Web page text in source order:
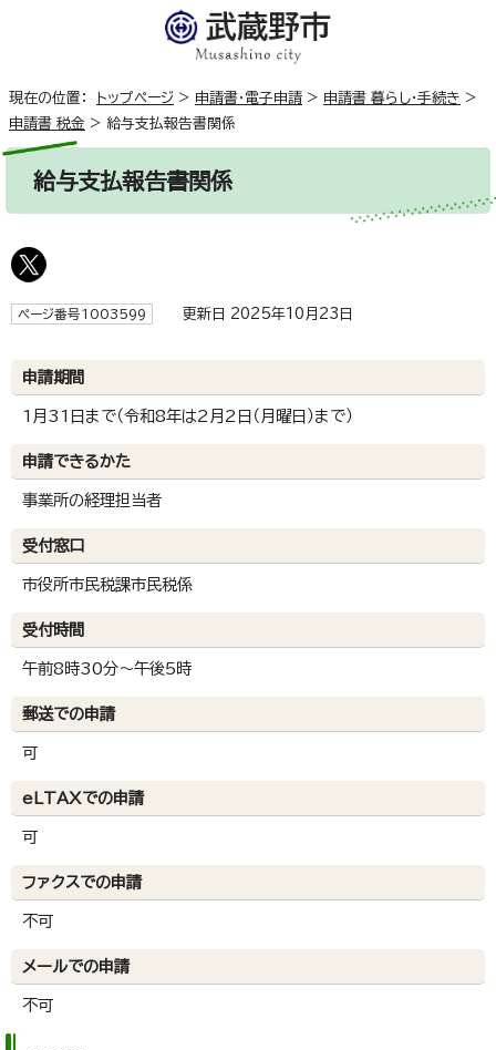
現在の位置： トップページ > 申請書・電子申請 > 申請書 暮らし・手続き >
申請書 税金 > 給与支払報告書関係
給与支払報告書関係
ページ番号1003599 更新日 2025年10月23日
申請期間
1月31日まで（令和8年は2月2日（月曜日）まで）
申請できるかた
事業所の経理担当者
受付窓口
市役所市民税課市民税係
受付時間
午前8時30分～午後5時
郵送での申請
可
eLTAXでの申請
可
ファクスでの申請
不可
メールでの申請
不可